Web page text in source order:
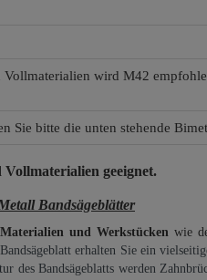
wird M42
Sie bitte die unten stehende
geeignet.
Bandsägeblätter
und Werkstücken wie
erhalten Sie ein
des Bandsägeblatts werden